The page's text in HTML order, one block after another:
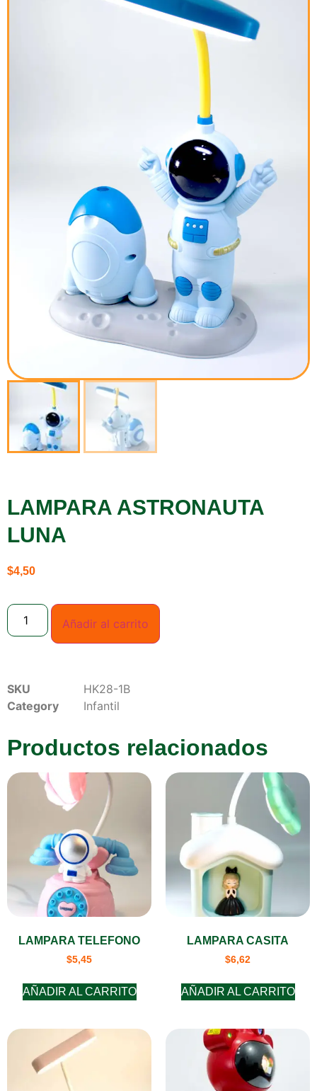
LAMPARA ASTRONAUTA
LUNA
$4,50
Añadir al carrito
SKU
HK28-1B
Category
Infantil
Productos relacionados
LAMPARA TELEFONO
$5,45
AÑADIR AL CARRITO
LAMPARA CASITA
$6,62
AÑADIR AL CARRITO